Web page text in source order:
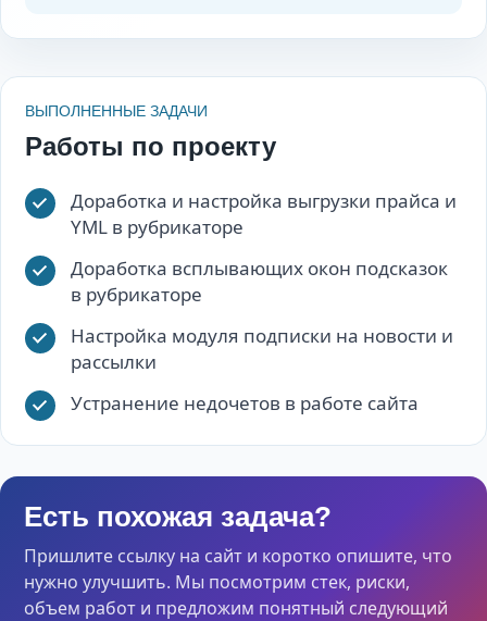
ВЫПОЛНЕННЫЕ ЗАДАЧИ
Работы по проекту
Доработка и настройка выгрузки прайса и
YML в рубрикаторе
Доработка всплывающих окон подсказок
в рубрикаторе
Настройка модуля подписки на новости и
рассылки
Устранение недочетов в работе сайта
Есть похожая задача?
Пришлите ссылку на сайт и коротко опишите, что
нужно улучшить. Мы посмотрим стек, риски,
объем работ и предложим понятный следующий